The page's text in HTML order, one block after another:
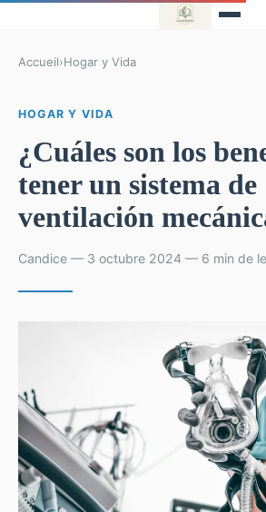
Accueil›Hogar y Vida
HOGAR Y VIDA
¿Cuáles son los
tener un sistema de
ventilación
Candice — 3 octubre 2024 — 6 min de